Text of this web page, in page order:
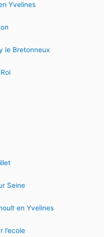
Yvelines
le Bretonneux
Seine
en Yvelines
l’ecole